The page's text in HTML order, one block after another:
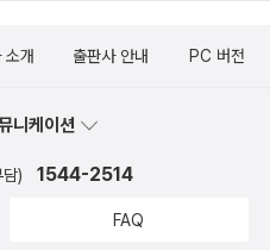
소개 출판사 안내 PC 버전
니케이션
) 1544-2514
FAQ